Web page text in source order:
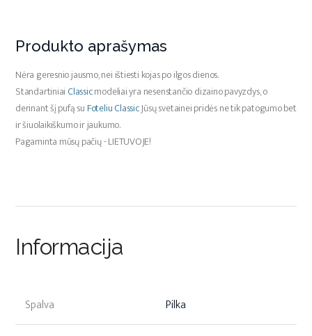
Produkto aprašymas
Nėra geresnio jausmo, nei ištiesti kojas po ilgos dienos.
Standartiniai Classicmodeliai yra nesenstančio dizaino pavyzdys, o
derinant šį pufą su Foteliu ClassicJūsų svetainei pridės ne tik patogumo bet
ir šiuolaikiškumo ir jaukumo.
Pagaminta mūsų pačių - LIETUVOJE!
Informacija
Spalva Pilka